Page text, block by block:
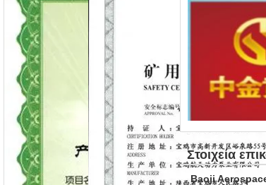
Στοιχεία
Baoji